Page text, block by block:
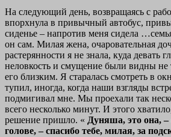
На следующий день, возвращаясь с
впорхнула в привычный автобус,
сиденье – напротив меня сидела
он сам. Милая жена, очаровательная
растерянности я не знала, куда девать
неловкость и смущение были видны не
его близким. Я старалась смотреть в
тупил, иногда, когда наши взгляды
подмигивал мне. Мы проехали так
всего несколько минут. И этого
решение пришло. « Дуняша, это она, –
голове, – спасибо тебе, милая, за